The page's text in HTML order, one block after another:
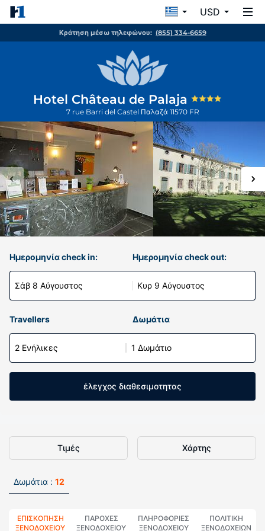
USD
Κράτηση μέσω τηλεφώνου: (855) 334-6659
Hotel Château de Palaja
7 rue Barri del Castel Παλαζά 11570 FR
Ημερομηνία check in:
Σάβ 8 Αύγουστος
Ημερομηνία check out:
Κυρ 9 Αύγουστος
Travellers Δωμάτια
2 Ενήλικες 1 Δωμάτιο
έλεγχος διαθεσιμοτητας
Τιμές Χάρτης
Δωμάτια : 12
ΕΠΙΣΚΌΠΗΣΗ
ΞΕΝΟΔΟΧΕΊΟΥ
ΠΑΡΟΧΕΣ
ΞΕΝΟΔΟΧΕΙΟΥ
ΠΛΗΡΟΦΟΡΊΕΣ
ΞΕΝΟΔΟΧΕΊΟΥ
ΠΟΛΙΤΙΚΗ
ΞΕΝΟΔΟΧΕΊΩΝ